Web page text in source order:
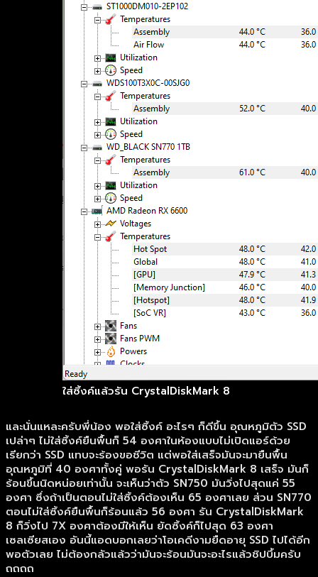
ใส่ซิ้งค์แล้วรัน CrystalDiskMark 8
และนั่นแหละครับพี่น้อง พอใส่ซิ้งค์ อะไรๆ ก็ดีขึ้น อุณหภูมิตัว SSD
เปล่าๆ ไม่ใส่ซิ้งค์ยืนพื้นก็ 54 องศาในห้องแบบไม่เปิดแอร์ด้วย
เรียกว่า SSD แทบจะร้องขอชีวิต แต่พอใส่เสร็จมันจะมายืนพื้น
อุณหภูมิที่ 40 องศาทั้งคู่ พอรัน CrystalDiskMark 8 เสร็จ มันก็
ร้อนขึ้นนิดหน่อยเท่านั้น จะเห็นว่าตัว SN750 มันวิ่งไปสุดแค่ 55
องศา ซึ่งถ้าเป็นตอนไม่ใส่ซิ้งค์ต้องเห็น 65 องศาเลย ส่วน SN770
ตอนไม่ใส่ซิ้งค์ยืนพื้นก็ร้อนแล้ว 56 องศา รัน CrystalDiskMark
8 ก็วิ่งไป 7X องศาต้องมีให้เห็น ยัดซิ้งค์ก็ไปสุด 63 องศา
เซลเซียสเอง อันนี้แอดบอกเลยว่าโอเคดีงามยืดอายุ SSD ไปได้อีก
พอตัวเลย ไม่ต้องกลัวแล้วว่ามันจะร้อนมันจะอะไรแล้วชิปบึ้มครับ
ถถถถ